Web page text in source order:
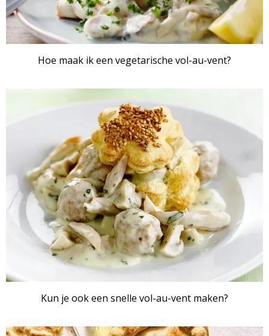
Hoe maak ik een vegetarische vol-au-vent?
Kun je ook een snelle vol-au-vent maken?